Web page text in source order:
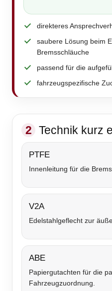
direkteres
saubere Lösung beim
Bremsschläuche
passend für die
fahrzeugspezifische
2 Technik kurz
PTFE
Innenleitung für die
V2A
Edelstahlgeflecht zur
ABE
Papiergutachten für die
Fahrzeugzuordnung.